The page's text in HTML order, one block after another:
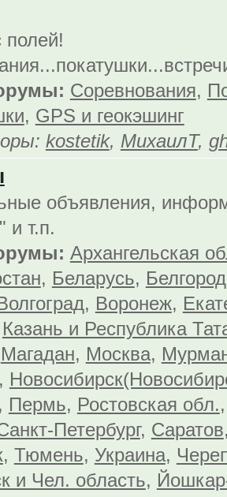
полей!
Соревнования,
, GPS и геокэшинг
kostetik, МихаилТ,
объявления,
и т.п.
Архангельская
, Беларусь,
, Воронеж,
Казань и Республика
Магадан, Москва,
Пермь, Ростовская обл.
Петербург, Саратов
, Тюмень, Украина,
и Чел. область,